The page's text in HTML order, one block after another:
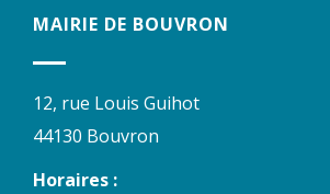
MAIRIE DE BOUVRON
12, rue Louis Guihot
44130 Bouvron
Horaires :